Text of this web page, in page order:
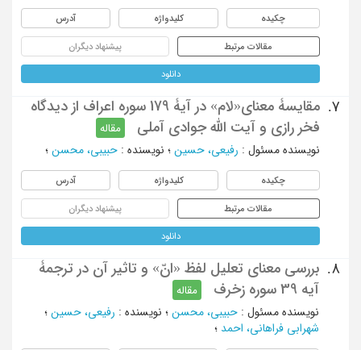
چکیده کلیدواژه آدرس
مقالات مرتبط پیشنهاد دیگران
دانلود
7.
مقایسۀ معنای«لام» در آیۀ 179 سوره اعراف از دیدگاه
فخر رازی و آیت الله جوادی آملی
مقاله
نویسنده مسئول : رفیعی، حسین ؛ نویسنده : حبیبی، محسن ؛
چکیده کلیدواژه آدرس
مقالات مرتبط پیشنهاد دیگران
دانلود
8.
بررسی معنای تعلیل لفظ «انّ» و تاثیر آن در ترجمۀ
آیه 39 سوره زخرف
مقاله
نویسنده مسئول : حبیبی، محسن ؛ نویسنده : رفیعی، حسین ؛
شهرابی فراهانی، احمد ؛